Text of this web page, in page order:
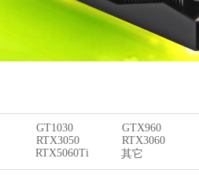
GT1030 GTX960
RTX3050 RTX3060
RTX5060Ti 其它